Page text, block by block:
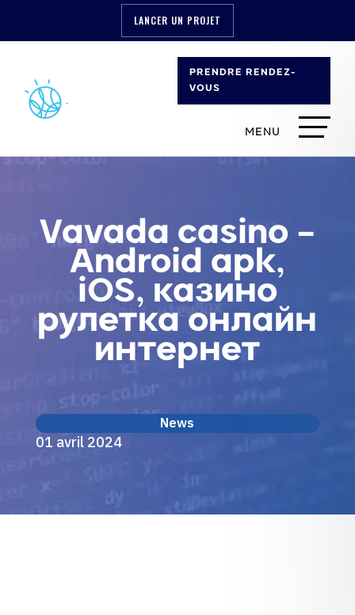
LANCER UN PROJET
PRENDRE RENDEZ-
VOUS
Vavada casino –
Android apk,
iOS, казино
рулетка онлайн
интернет
News
01 avril 2024